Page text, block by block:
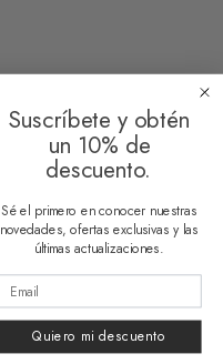
Suscríbete y obtén
un 10% de
descuento.
Sé el primero en conocer nuestras
novedades, ofertas exclusivas y las
últimas actualizaciones.
Quiero mi descuento